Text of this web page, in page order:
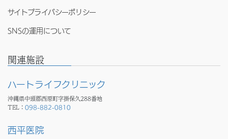
サイトプライバシーポリシー
SNSの運用について
関連施設
ハートライフクリニック
沖縄県中頭郡西原町字掛保久288番地
TEL： 098-882-0810
西平医院